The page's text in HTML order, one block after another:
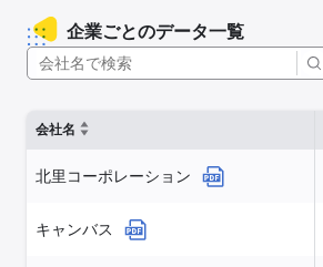
企業ごとのデータ一覧
会社名
北里コーポレーション
キャンバス